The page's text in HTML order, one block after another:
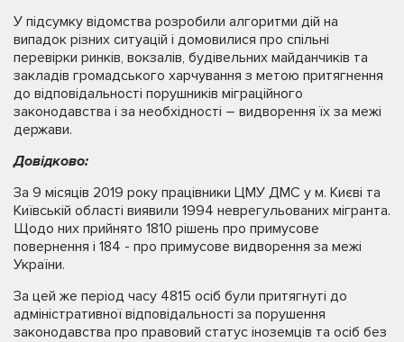
У підсумку відомства розробили алгоритми дій на
випадок різних ситуацій і домовилися про спільні
перевірки ринків, вокзалів, будівельних майданчиків та
закладів громадського харчування з метою притягнення
до відповідальності порушників міграційного
законодавства і за необхідності – видворення їх за межі
держави.
Довідково:
За 9 місяців 2019 року працівники ЦМУ ДМС у м. Києві та
Київській області виявили 1994 неврегульованих мігранта.
Щодо них прийнято 1810 рішень про примусове
повернення і 184 - про примусове видворення за межі
України.
За цей же період часу 4815 осіб були притягнуті до
адміністративної відповідальності за порушення
законодавства про правовий статус іноземців та осіб без